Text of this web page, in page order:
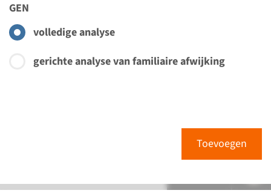
GEN
volledige analyse
gerichte analyse van familiaire afwijking
Toevoegen